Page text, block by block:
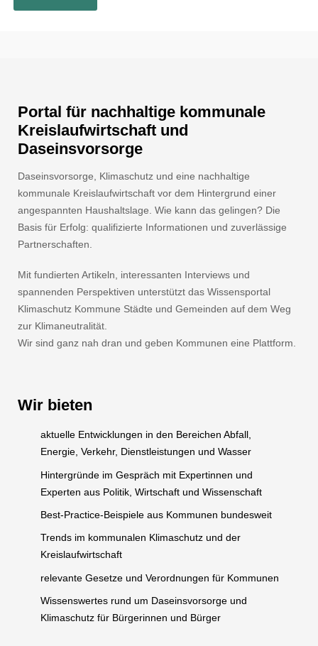
Portal für nachhaltige kommunale
Kreislaufwirtschaft und
Daseinsvorsorge
Daseinsvorsorge, Klimaschutz und eine nachhaltige
kommunale Kreislaufwirtschaft vor dem Hintergrund einer
angespannten Haushaltslage. Wie kann das gelingen? Die
Basis für Erfolg: qualifizierte Informationen und zuverlässige
Partnerschaften.
Mit fundierten Artikeln, interessanten Interviews und
spannenden Perspektiven unterstützt das Wissensportal
Klimaschutz Kommune Städte und Gemeinden auf dem Weg
zur Klimaneutralität.
Wir sind ganz nah dran und geben Kommunen eine Plattform.
Wir bieten
aktuelle Entwicklungen in den Bereichen Abfall,
Energie, Verkehr, Dienstleistungen und Wasser
Hintergründe im Gespräch mit Expertinnen und
Experten aus Politik, Wirtschaft und Wissenschaft
Best-Practice-Beispiele aus Kommunen bundesweit
Trends im kommunalen Klimaschutz und der
Kreislaufwirtschaft
relevante Gesetze und Verordnungen für Kommunen
Wissenswertes rund um Daseinsvorsorge und
Klimaschutz für Bürgerinnen und Bürger